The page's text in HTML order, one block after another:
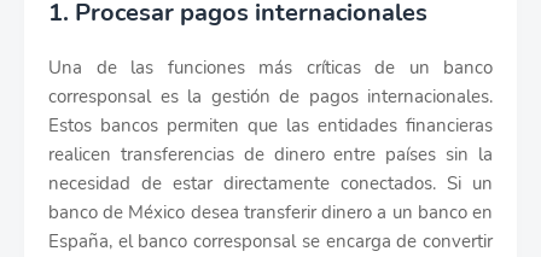
1. Procesar pagos internacionales
Una de las funciones más críticas de un banco
corresponsal es la gestión de pagos internacionales.
Estos bancos permiten que las entidades financieras
realicen transferencias de dinero entre países sin la
necesidad de estar directamente conectados. Si un
banco de México desea transferir dinero a un banco en
España, el banco corresponsal se encarga de convertir